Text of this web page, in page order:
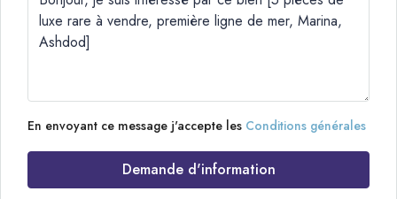
En envoyant ce message j'accepte les Conditions générales
Demande d'information